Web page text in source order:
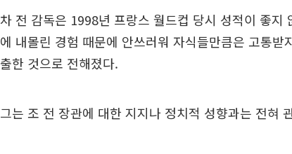
차 전 감독은 1998년 프랑스 월드컵 당시 성적이 좋지
에 내몰린 경험 때문에 안쓰러워 자식들만큼은 고통받
출한 것으로 전해졌다.
그는 조 전 장관에 대한 지지나 정치적 성향과는 전혀